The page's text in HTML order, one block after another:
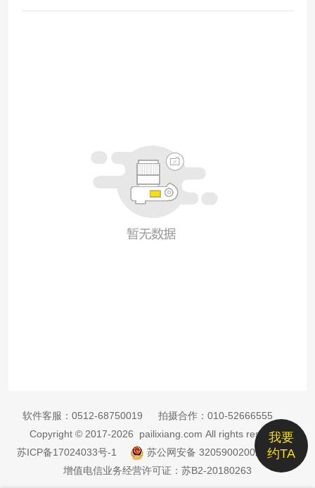
我要
约TA
软件客服： 0512-68750019 拍摄合作： 010-52666555
Copyright © 2017-2026 pailixiang.com All rights reserved
苏ICP备17024033号-1
苏公网安备 32059002002885号
增值电信业务经营许可证：苏B2-20180263